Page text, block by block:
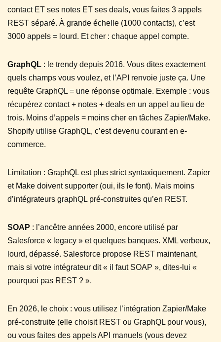
contact ET ses notes ET ses deals, vous faites 3 appels
REST séparé. À grande échelle (1000 contacts), c’est
3000 appels = lourd. Et cher : chaque appel compte.
GraphQL : le trendy depuis 2016. Vous dites exactement
quels champs vous voulez, et l’API renvoie juste ça. Une
requête GraphQL = une réponse optimale. Exemple : vous
récupérez contact + notes + deals en un appel au lieu de
trois. Moins d’appels = moins cher en tâches Zapier/Make.
Shopify utilise GraphQL, c’est devenu courant en e-
commerce.
Limitation : GraphQL est plus strict syntaxiquement. Zapier
et Make doivent supporter (oui, ils le font). Mais moins
d’intégrateurs graphQL pré-construites qu’en REST.
SOAP : l’ancêtre années 2000, encore utilisé par
Salesforce « legacy » et quelques banques. XML verbeux,
lourd, dépassé. Salesforce propose REST maintenant,
mais si votre intégrateur dit « il faut SOAP », dites-lui «
pourquoi pas REST ? ».
En 2026, le choix : vous utilisez l’intégration Zapier/Make
pré-construite (elle choisit REST ou GraphQL pour vous),
ou vous faites des appels API manuels (vous devez